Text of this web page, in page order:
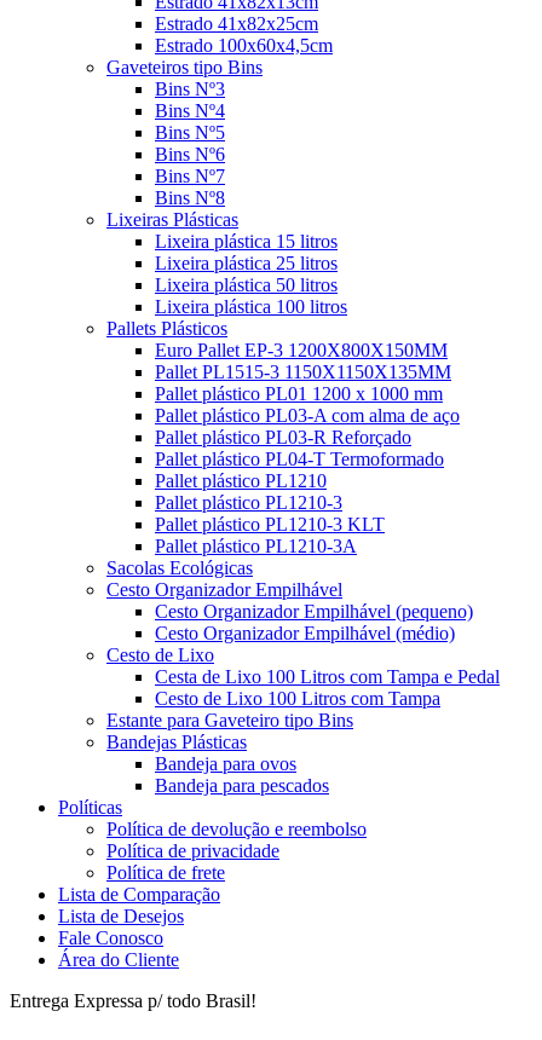
Estrado 41x82x25cm
Estrado 100x60x4,5cm
Gaveteiros tipo Bins
Bins Nº3
Bins Nº4
Bins Nº5
Bins Nº6
Bins Nº7
Bins Nº8
Lixeiras Plásticas
Lixeira plástica 15 litros
Lixeira plástica 25 litros
Lixeira plástica 50 litros
Lixeira plástica 100 litros
Pallets Plásticos
Euro Pallet EP-3 1200X800X150MM
Pallet PL1515-3 1150X1150X135MM
Pallet plástico PL01 1200 x 1000 mm
Pallet plástico PL03-A com alma de aço
Pallet plástico PL03-R Reforçado
Pallet plástico PL04-T Termoformado
Pallet plástico PL1210
Pallet plástico PL1210-3
Pallet plástico PL1210-3 KLT
Pallet plástico PL1210-3A
Sacolas Ecológicas
Cesto Organizador Empilhável
Cesto Organizador Empilhável (pequeno)
Cesto Organizador Empilhável (médio)
Cesto de Lixo
Cesta de Lixo 100 Litros com Tampa e Pedal
Cesto de Lixo 100 Litros com Tampa
Estante para Gaveteiro tipo Bins
Bandejas Plásticas
Bandeja para ovos
Bandeja para pescados
Políticas
Política de devolução e reembolso
Política de privacidade
Política de frete
Lista de Comparação
Lista de Desejos
Fale Conosco
Área do Cliente
Entrega Expressa p/ todo Brasil!